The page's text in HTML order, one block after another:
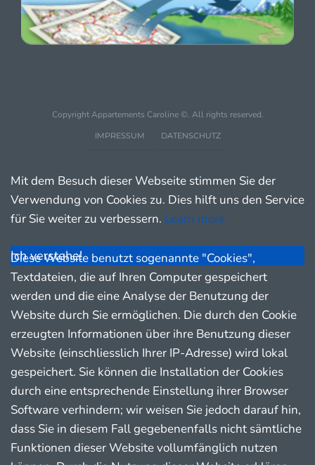
Copyright Appartements Caroline ©. All rights reserved.
IMPRESSUM DATENSCHUTZ
Mit dem Besuch dieser Webseite stimmen Sie der
Verwendung von Cookies zu. Dies hilft uns den Service
für Sie weiter zu verbessern. Learn more
Ich verstehe!
Diese Website benutzt sogenannte "Cookies",
Textdateien, die auf Ihren Computer gespeichert
werden und die eine Analyse der Benutzung der
Website durch Sie ermöglichen. Die durch den Cookie
erzeugten Informationen über ihre Benutzung dieser
Website (einschliesslich Ihrer IP-Adresse) wird lokal
gespeichert. Sie können die Installation der Cookies
durch eine entsprechende Einstellung ihrer Browser
Software verhindern; wir weisen Sie jedoch darauf hin,
dass Sie in diesem Fall gegebenenfalls nicht sämtliche
Funktionen dieser Website vollumfänglich nutzen